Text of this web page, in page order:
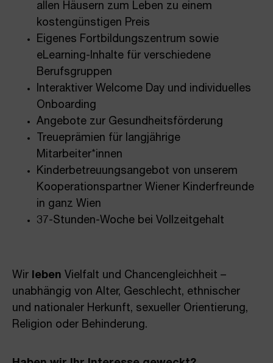
allen Häusern zum Leben zu einem
kostengünstigen Preis
Eigenes Fortbildungszentrum sowie
eLearning-Inhalte für verschiedene
Berufsgruppen
Interaktiver Welcome Day und individuelles
Onboarding
Angebote zur Gesundheitsförderung
Treueprämien für langjährige
Mitarbeiter*innen
Kinderbetreuungsangebot von unserem
Kooperationspartner Wiener Kinderfreunde
in ganz Wien
37-Stunden-Woche bei Vollzeitgehalt
Wir leben Vielfalt und Chancengleichheit –
unabhängig von Alter, Geschlecht, ethnischer
und nationaler Herkunft, sexueller Orientierung,
Religion oder Behinderung.